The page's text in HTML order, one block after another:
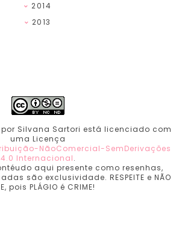
2014
2013
por Silvana Sartori está licenciado com
uma Licença
NãoComercial-SemDerivações
4.0 Internacional.
aqui presente como resenhas,
são exclusividade. RESPEITE e NÃO
pois PLÁGIO é CRIME!